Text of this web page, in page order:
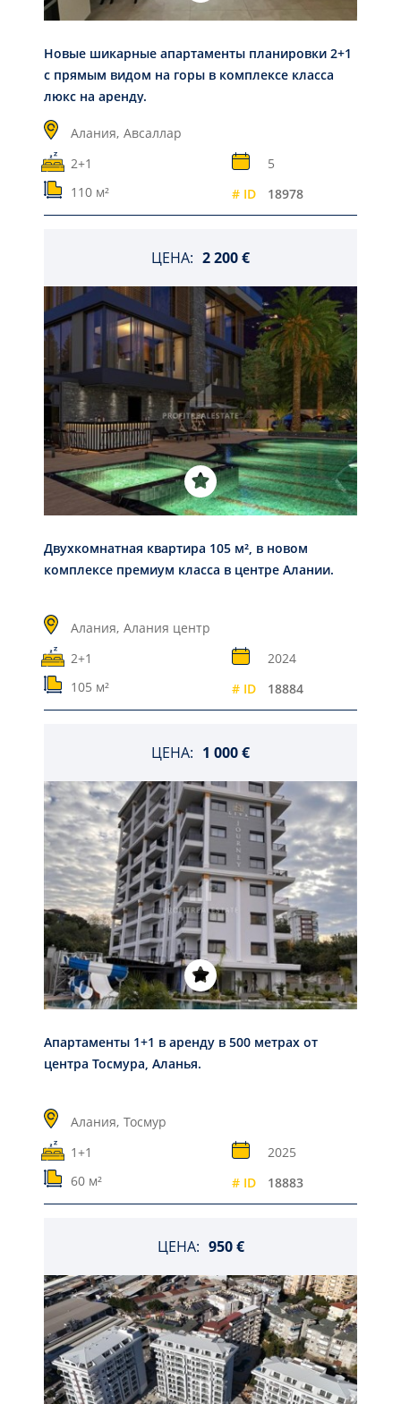
Новые шикарные апартаменты планировки 2+1
с прямым видом на горы в комплексе класса
люкс на аренду.
Алания, Авсаллар
2+1
5
110 м²
# ID 18978
ЦЕНА: 2 200 €
Двухкомнатная квартира 105 м², в новом
комплексе премиум класса в центре Алании.
Алания, Алания центр
2+1
2024
105 м²
# ID 18884
ЦЕНА: 1 000 €
Апартаменты 1+1 в аренду в 500 метрах от
центра Тосмура, Аланья.
Алания, Тосмур
1+1
2025
60 м²
# ID 18883
ЦЕНА: 950 €